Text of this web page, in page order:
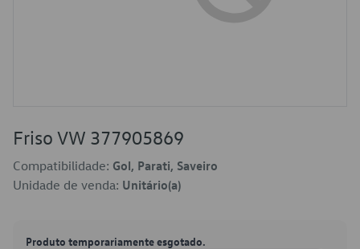
Friso VW 377905869
Compatibilidade: Gol, Parati, Saveiro
Unidade de venda: Unitário(a)
Produto temporariamente esgotado.